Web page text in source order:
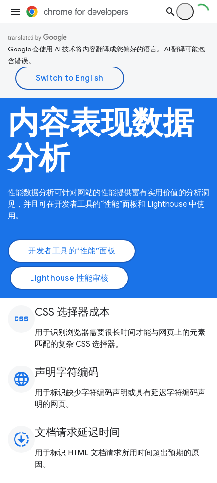
Google 会使用 AI 技术将内容翻译成您偏好的语言。AI 翻译可能包
含错误。
内容表现数据
分析
性能数据分析可针对网站的性能提供富有实用价值的分析洞
见，并且可在开发者工具的“性能”面板和 Lighthouse 中使
用。
开发者工具的“性能”面板
Lighthouse 性能审核
css CSS 选择器成本
用于识别浏览器需要很长时间才能与网页上的元素
匹配的复杂 CSS 选择器。
language 声明字符编码
用于标识缺少字符编码声明或具有延迟字符编码声
明的网页。
downloading 文档请求延迟时间
用于标识 HTML 文档请求所用时间超出预期的原
因。